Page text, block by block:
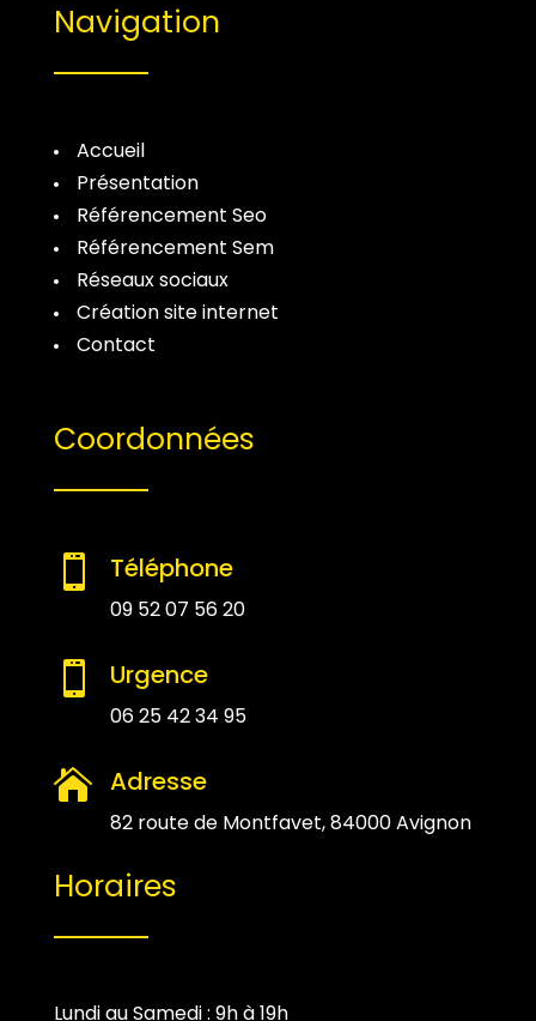
Navigation
Accueil
Présentation
Référencement Seo
Référencement Sem
Réseaux sociaux
Création site internet
Contact
Coordonnées
 Téléphone
09 52 07 56 20
 Urgence
06 25 42 34 95
 Adresse
82 route de Montfavet, 84000 Avignon
Horaires
Lundi au Samedi : 9h à 19h